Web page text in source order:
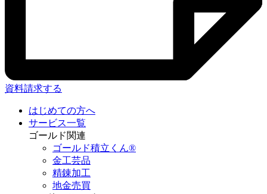
資料請求する
はじめての方へ
サービス一覧
ゴールド関連
ゴールド積立くん®︎
金工芸品
精錬加工
地金売買